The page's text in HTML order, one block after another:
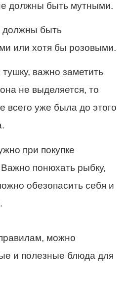
должны быть мутными.
быть
или хотя бы розовыми.
важно заметить
не выделяется, то
всего уже была до этого
при покупке
Важно понюхать рыбку,
обезопасить себя и
можно
и полезные блюда для